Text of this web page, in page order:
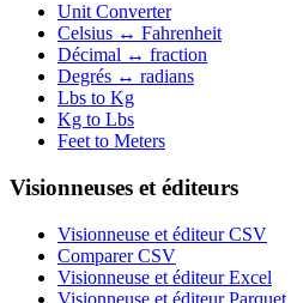
Unit Converter
Celsius ↔ Fahrenheit
Décimal ↔ fraction
Degrés ↔ radians
Lbs to Kg
Kg to Lbs
Feet to Meters
Visionneuses et éditeurs
Visionneuse et éditeur CSV
Comparer CSV
Visionneuse et éditeur Excel
Visionneuse et éditeur Parquet